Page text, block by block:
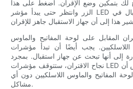
لك بتمكين وضع الإقران. اضغط على هذا
الزر وانتظر حتى يبدأ مؤشر LED الموجود على جهاز الاستقبال في
المقابل على لوحة المفاتيح والماوس
اللاسلكيين. يجب أيضًا أن تبدأ مؤشرات LED الموجودة على هذه
إلى أنها تبحث عن جهاز استقبال. بمجرد
نجاح الاقتران، ستتوقف مؤشرات LED عن الوميض، ومن المفترض أن
المفاتيح والماوس اللاسلكيين دون أي
مشاكل.